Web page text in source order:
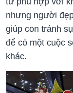
nhưng người
giúp con tránh
để có một cuộc
khác.